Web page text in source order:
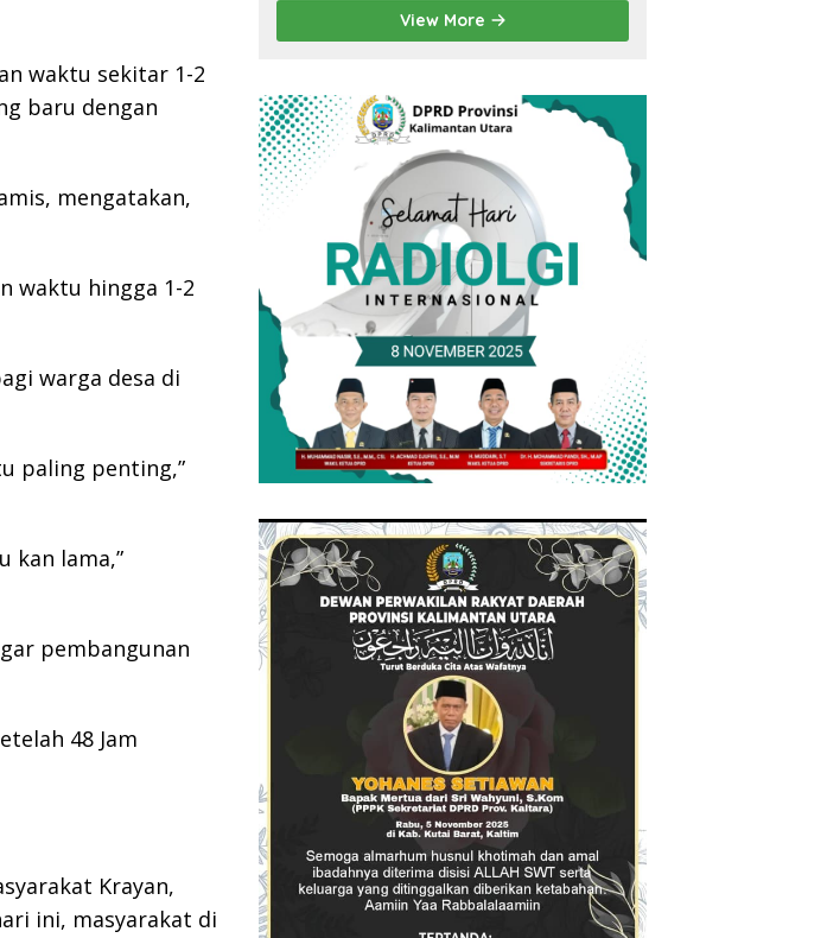
waktu sekitar 1-2
baru dengan
mengatakan,
waktu hingga 1-2
warga desa di
paling penting,”
kan lama,”
pembangunan
48 Jam
Krayan,
ini, masyarakat di
View More